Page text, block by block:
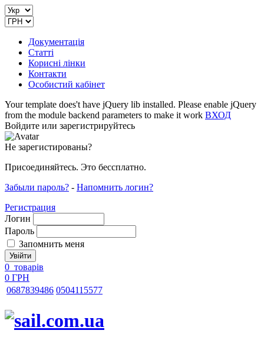
Документація
Статті
Корисні лінки
Контакти
Особистий кабінет
Your template does't have jQuery lib installed. Please enable jQuery
from the module backend parameters to make it work ВХОД
Войдите или зарегистрируйтесь
Не зарегистированы?
Присоединяйтесь. Это бессплатно.
Забыли пароль? - Напомнить логин?
Регистрация
Логин
Пароль
Запомнить меня
0 товарів
0 ГРН
0687839486 0504115577